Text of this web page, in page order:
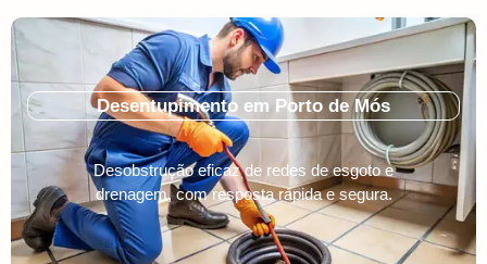
Desentupimento em Porto de Mós
Desobstrução eficaz de redes de esgoto e
drenagem, com resposta rápida e segura.